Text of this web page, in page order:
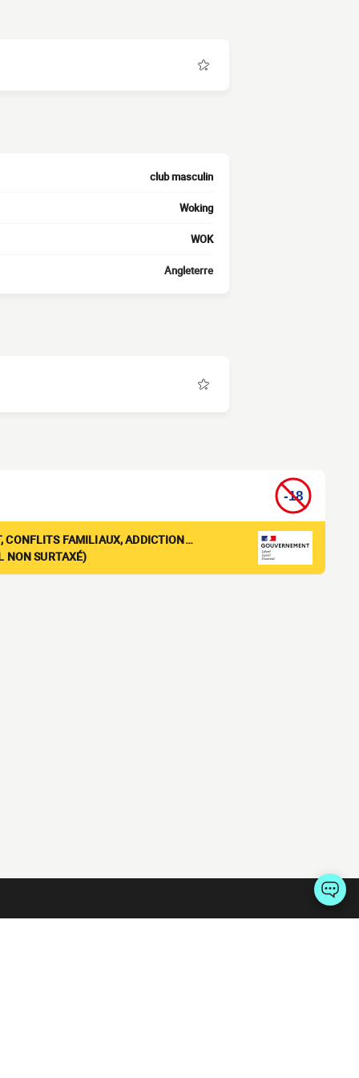
club masculin
Woking
WOK
Angleterre
CONFLITS FAMILIAUX, ADDICTION…
NON SURTAXÉ)